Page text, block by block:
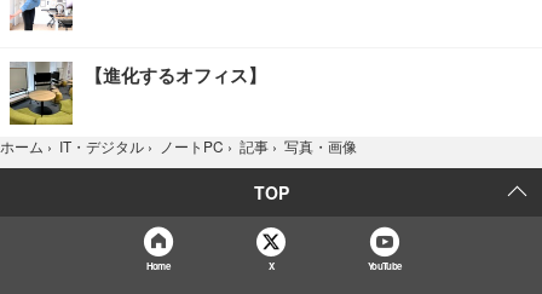
【進化するオフィス】
ホーム › IT・デジタル › ノートPC › 記事 › 写真・画像
TOP
Home X YouTube